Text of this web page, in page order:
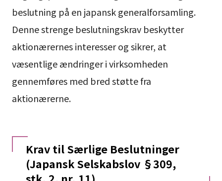
beslutning på en japansk generalforsamling.
Denne strenge beslutningskrav beskytter
aktionærernes interesser og sikrer, at
væsentlige ændringer i virksomheden
gennemføres med bred støtte fra
aktionærerne.
Krav til Særlige Beslutninger
(Japansk Selskabslov §309,